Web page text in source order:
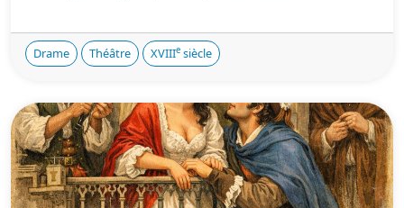
Drame Théâtre XVIIIe siècle